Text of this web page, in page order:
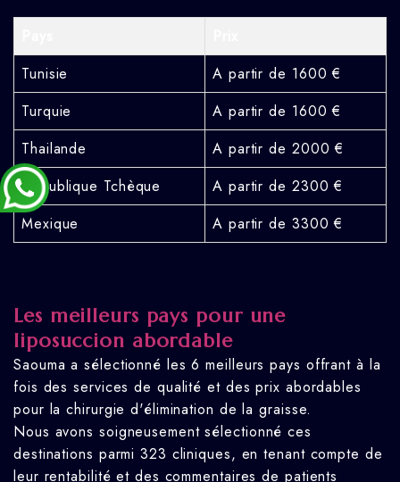
Tunisie
A partir de 1600 €
Turquie
A partir de 1600 €
Thailande
A partir de 2000 €
République Tchèque
A partir de 2300 €
Mexique
A partir de 3300 €
Les meilleurs pays pour une
liposuccion abordable
Saouma a sélectionné les 6 meilleurs pays offrant à la
fois des services de qualité et des prix abordables
pour la chirurgie d'élimination de la graisse.
Nous avons soigneusement sélectionné ces
destinations parmi 323 cliniques, en tenant compte de
leur rentabilité et des commentaires de patients